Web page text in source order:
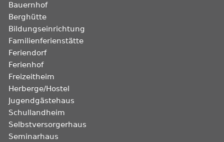
Bauernhof
Berghütte
Bildungseinrichtung
Familienferienstätte
Feriendorf
Ferienhof
Freizeitheim
Herberge/Hostel
Jugendgästehaus
Schullandheim
Selbstversorgerhaus
Seminarhaus